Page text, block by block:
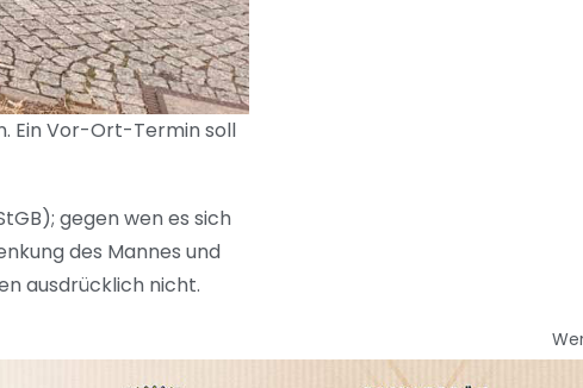
Ein Vor-Ort-Termin soll
gegen wen es sich
des Mannes und
ausdrücklich nicht.